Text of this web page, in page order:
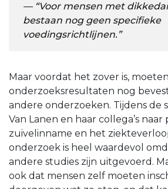
“Voor mensen met
bestaan nog geen specifieke
voedingsrichtlijnen.”
Maar voordat het zover is,
onderzoeksresultaten nog
andere onderzoeken. Tijdens de
Van Lanen en haar collega’s
zuivelinname en het
onderzoek is heel waardevol
andere studies zijn uitgevoerd.
ook dat mensen zelf moeten